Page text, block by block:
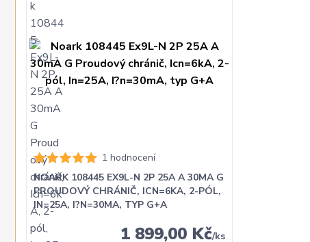
1 hodnocení
NOARK 108445 EX9L-N 2P 25A A 30MA G
PROUDOVÝ CHRÁNIČ, ICN=6KA, 2-PÓL,
IN=25A, I?N=30MA, TYP G+A
1 899,00 Kč/ks